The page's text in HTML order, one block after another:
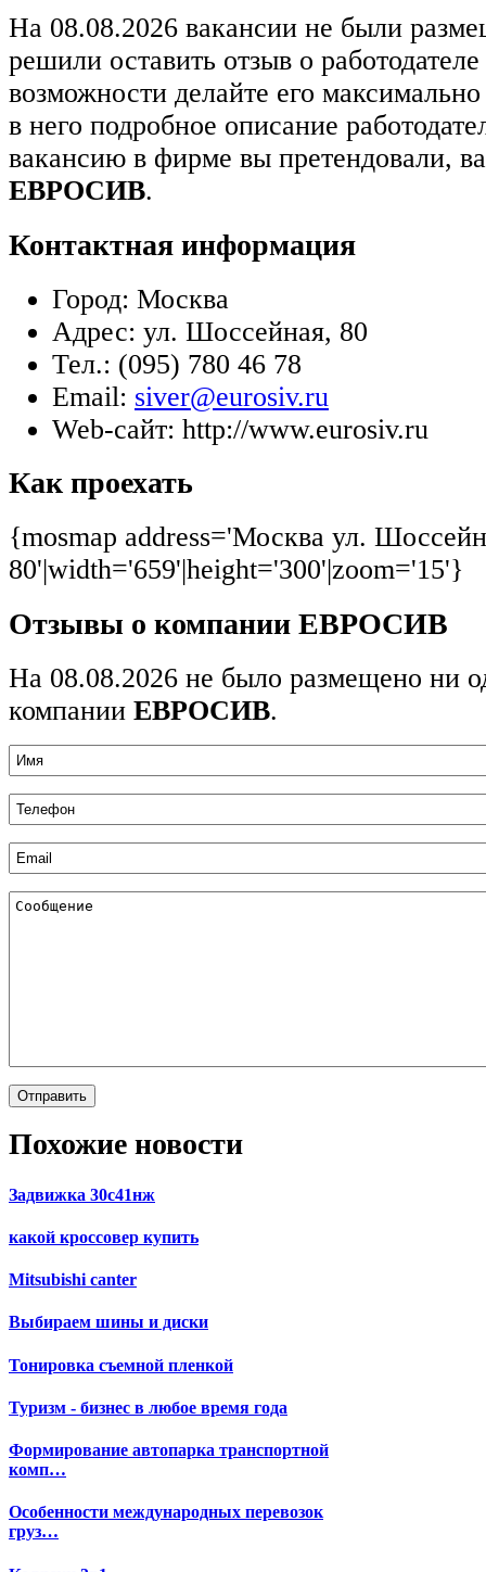
На 08.08.2026 вакансии не были
решили оставить отзыв о работодателе
возможности делайте его
в него подробное описание
вакансию в фирме вы претендовали,
ЕВРОСИВ.
Контактная информация
Город: Москва
Адрес: ул. Шоссейная, 80
Тел.: (095) 780 46 78
Email: siver@eurosiv.ru
Web-сайт: http://www.eurosiv.ru
Как проехать
{mosmap address='Москва ул.
80'|width='659'|height='300'|zoom='15'}
Отзывы о компании ЕВРОСИВ
На 08.08.2026 не было размещено ни
компании ЕВРОСИВ.
Похожие новости
Задвижка 30с41нж
какой кроссовер купить
Mitsubishi canter
Выбираем шины и диски
Тонировка съемной пленкой
Туризм - бизнес в любое время года
Формирование автопарка транспортной
комп…
Особенности международных перевозок
груз…